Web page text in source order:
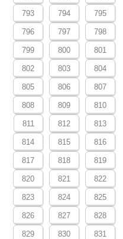
793 794 795
796 797 798
799 800 801
802 803 804
805 806 807
808 809 810
811 812 813
814 815 816
817 818 819
820 821 822
823 824 825
826 827 828
829 830 831